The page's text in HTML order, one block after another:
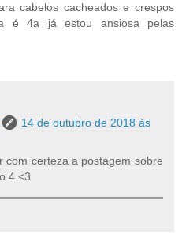
cabelos cacheados e crespos
é 4a já estou ansiosa pelas
14 de outubro de 2018 às
com certeza a postagem sobre
4 <3